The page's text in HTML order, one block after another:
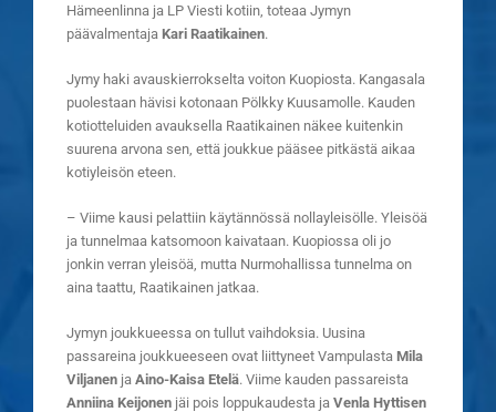
Hämeenlinna ja LP Viesti kotiin, toteaa Jymyn
päävalmentaja Kari Raatikainen.
Jymy haki avauskierrokselta voiton Kuopiosta. Kangasala
puolestaan hävisi kotonaan Pölkky Kuusamolle. Kauden
kotiotteluiden avauksella Raatikainen näkee kuitenkin
suurena arvona sen, että joukkue pääsee pitkästä aikaa
kotiyleisön eteen.
– Viime kausi pelattiin käytännössä nollayleisölle. Yleisöä
ja tunnelmaa katsomoon kaivataan. Kuopiossa oli jo
jonkin verran yleisöä, mutta Nurmohallissa tunnelma on
aina taattu, Raatikainen jatkaa.
Jymyn joukkueessa on tullut vaihdoksia. Uusina
passareina joukkueeseen ovat liittyneet Vampulasta Mila
Viljanen ja Aino-Kaisa Etelä. Viime kauden passareista
Anniina Keijonen jäi pois loppukaudesta ja Venla Hyttisen